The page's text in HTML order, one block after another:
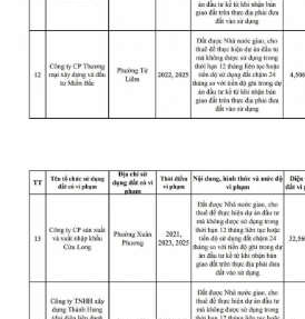
Cuộc sống đó đây
Video
Ảnh
E-